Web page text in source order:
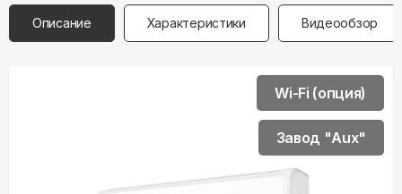
Описание Характеристики Видеообзор
Wi-Fi (опция)
Завод "Aux"